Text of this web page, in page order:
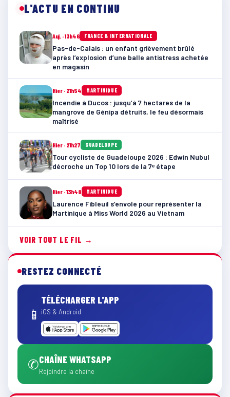
L'ACTU EN CONTINU
Auj. · 13h46 FRANCE & INTERNATIONALE
Pas-de-Calais : un enfant grièvement brûlé
après l’explosion d’une balle antistress achetée
en magasin
Hier · 21h54 MARTINIQUE
Incendie à Ducos : jusqu’à 7 hectares de la
mangrove de Génipa détruits, le feu désormais
maîtrisé
Hier · 21h27 GUADELOUPE
Tour cycliste de Guadeloupe 2026 : Edwin Nubul
décroche un Top 10 lors de la 7ᵉ étape
Hier · 13h48 MARTINIQUE
Laurence Fibleuil s’envole pour représenter la
Martinique à Miss World 2026 au Vietnam
VOIR TOUT LE FIL →
RESTEZ CONNECTÉ
📱
TÉLÉCHARGER L'APP
iOS & Android
✆CHAÎNE WHATSAPP
Rejoindre la chaîne